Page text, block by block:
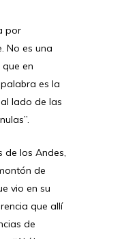
por
No es una
en
es la
lado de las
de los Andes,
de
vio en su
que allí
de